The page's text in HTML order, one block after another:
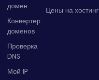
домен
Конвертер
доменов
Проверка
DNS
Мой IP
Цены на хостинг